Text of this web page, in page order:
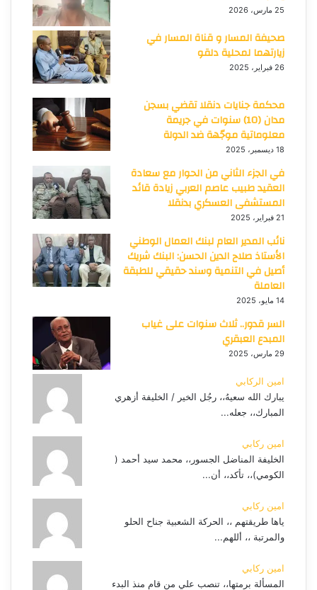
25 مارس، 2026
صحيفة المسار و قناة المسار في
زيارتهما لمحلية دلقو
26 فبراير، 2025
محكمة جنايات دنقلا تقضي بسجن
مدان (10) سنوات في جريمة
معلوماتية موجّهة ضد الدولة
18 ديسمبر، 2025
في الجزء الثاني من الحوار مع سعادة
العقيد طبيب عاصم العربي زيادة قائد
المستشفى العسكري بدنقلا
21 فبراير، 2025
نائب المدير العام لبنك العمال الوطني
الأستاذ صلاح الدين الحسن: البنك شريك
أصيل في التنمية وسند حقيقي للطبقة
العاملة
14 مايو، 2025
السر قدور.. ثلاث سنوات على غياب
المبدع العبقري
29 مارس، 2025
امين الركابي
يبارك الله سعيهُ،، رجُل الخير / الخليفة أزهري
المبارك،، جعله...
امين ركابي
الخليفة المناضل الجسور،، محمد سيد أحمد (
الكومي)،، تأكد،، أن...
امين ركابي
ياها طريقتهم ،، الحركة الشعبية جناح الحلو
والمرتبة ،، أللهم...
امين ركابي
المسألة برمتها،، تنصب علي من قام منذ البدء